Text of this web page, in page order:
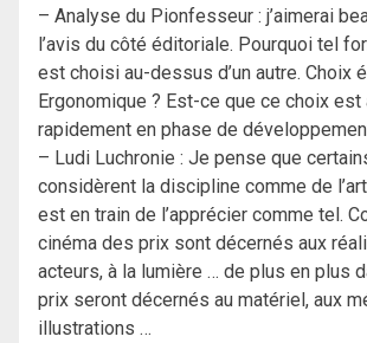
– Analyse du Pionfesseur : j’aimerai
l’avis du côté éditoriale. Pourquoi tel
est choisi au-dessus d’un autre. Choix
Ergonomique ? Est-ce que ce choix est
rapidement en phase de
– Ludi Luchronie : Je pense que
considèrent la discipline comme de
est en train de l’apprécier comme tel.
cinéma des prix sont décernés aux
acteurs, à la lumière … de plus en plus
prix seront décernés au matériel, aux
illustrations …